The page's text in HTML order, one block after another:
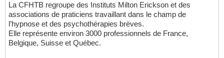
La CFHTB regroupe des Instituts Milton Erickson et des
associations de praticiens travaillant dans le champ de
l’hypnose et des psychothérapies brèves.
Elle représente environ 3000 professionnels de France,
Belgique, Suisse et Québec.